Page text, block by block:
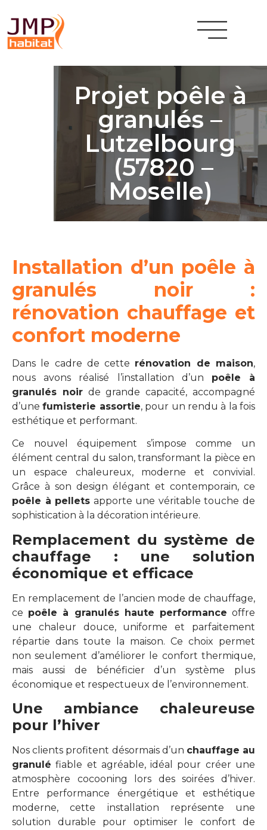
Projet poêle à
granulés –
Lutzelbourg
(57820 –
Moselle)
Installation d’un poêle à
granulés noir :
rénovation chauffage et
confort moderne
Dans le cadre de cette rénovation de maison,
nous avons réalisé l’installation d’un poêle à
granulés noirde grande capacité, accompagné
d’unefumisterie assortie, pour un rendu à la fois
esthétique et performant.
Ce nouvel équipement s’impose comme un
élément central du salon, transformant la pièce en
un espace chaleureux, moderne et convivial.
Grâce à son design élégant et contemporain, ce
poêle à pellets apporte une véritable touche de
sophistication à la décoration intérieure.
Remplacement du système de
chauffage : une solution
économique et efficace
En remplacement de l’ancien mode de chauffage,
ce poêle à granulés haute performance offre
une chaleur douce, uniforme et parfaitement
répartie dans toute la maison. Ce choix permet
non seulement d’améliorer le confort thermique,
mais aussi de bénéficier d’un système plus
économique et respectueux de l’environnement.
Une ambiance chaleureuse
pour l’hiver
Nos clients profitent désormais d’un chauffage au
granulé fiable et agréable, idéal pour créer une
atmosphère cocooning lors des soirées d’hiver.
Entre performance énergétique et esthétique
moderne, cette installation représente une
solution durable pour optimiser le confort de